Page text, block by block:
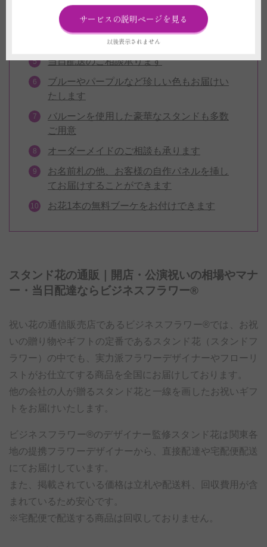
画像配信ができる商品がございます
電報（祝電・弔電）を1通無料で同封いた
当日配送のご相談承ります
ブルーやパープルなど珍しい色もお届けい
たします
バルーンを使用した豪華なスタンドも多数
ご用意
オーダーメイドのご相談も承ります
お名前札の他、お客様の自作パネルを挿し
てお届けすることができます
お花1本の無料ブーケをお付けできます
スタンド花の通販｜開店・公演祝いの相場やマナ
ー・当日配達ならビジネスフラワー®
祝い花の通信販売店であるビジネスフラワー®では、お祝
いの贈り物やギフトの定番であるスタンド花（スタンドフ
ラワー）の中でも、実力派フラワーデザイナーやフローリ
ストがお仕立てする商品を全国にお届けしております。
他の会社の人が贈るスタンド花と一線を画したお祝いギフ
トをお届けいたします。
ビジネスフラワー®のデザイナー監修スタンド花は関東各
地の提携フラワーデザイナーから、直接配達や宅配便配送
にてお届けしています。
また、掲載されている価格は立札や配送料、回収費用が含
まれているため安心です。
※宅配便で配送する商品は回収しておりません。
サービスの説明ページを見る
以後表示されません